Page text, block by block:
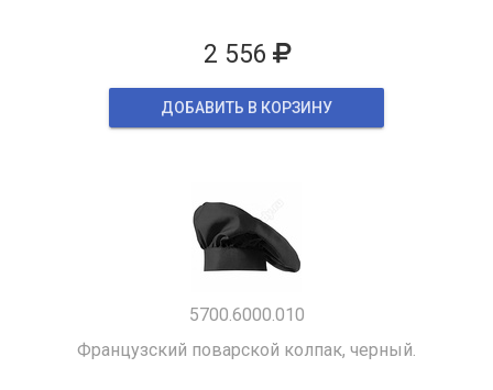
2 556
ДОБАВИТЬ В КОРЗИНУ
5700.6000.010
Французский поварской колпак, черный.